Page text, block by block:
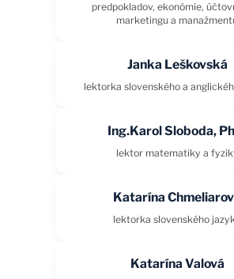
predpokladov, ekonómie,
marketingu a
Janka Leškovská
lektorka slovenského a
Ing.Karol Sloboda,
lektor matematiky a
Katarína
lektorka slovenského
Katarína Valová